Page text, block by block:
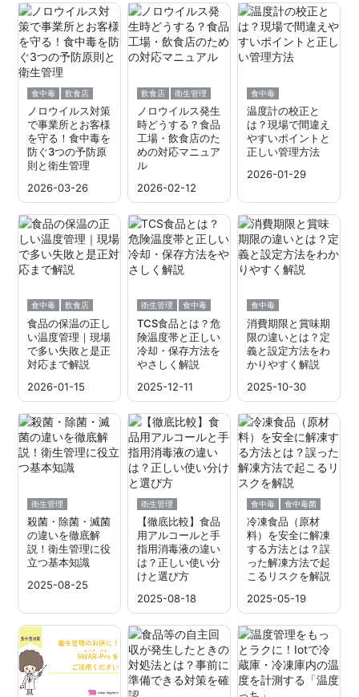
食中毒 飲食店
ノロウイルス対策
で事業所とお客様
を守る！食中毒を
防ぐ3つの予防原
則と衛生管理
2026-03-26
飲食店 衛生管理
ノロウイルス発生
時どうする？食品
工場・飲食店のた
めの対応マニュア
ル
2026-02-12
食中毒
温度計の校正と
は？現場で間違え
やすいポイントと
正しい管理方法
2026-01-29
食中毒 飲食店
食品の保温の正し
い温度管理｜現場
で多い失敗と是正
対応まで解説
2026-01-15
衛生管理 食中毒
TCS食品とは？危
険温度帯と正しい
冷却・保存方法を
やさしく解説
2025-12-11
食中毒
消費期限と賞味期
限の違いとは？定
義と設定方法をわ
かりやすく解説
2025-10-30
衛生管理
殺菌・除菌・滅菌
の違いを徹底解
説！衛生管理に役
立つ基本知識
2025-08-25
衛生管理
【徹底比較】食品
用アルコールと手
指用消毒液の違い
は？正しい使い分
けと選び方
2025-08-18
食中毒 食中毒菌
冷凍食品（原材
料）を安全に解凍
する方法とは？誤
った解凍方法で起
こるリスクを解説
2025-05-19